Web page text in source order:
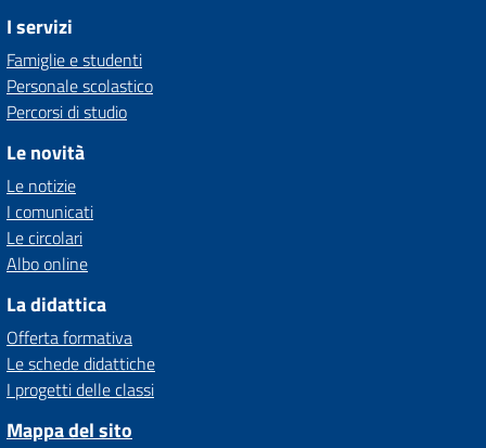
I servizi
Famiglie e studenti
Personale scolastico
Percorsi di studio
Le novità
Le notizie
I comunicati
Le circolari
Albo online
La didattica
Offerta formativa
Le schede didattiche
I progetti delle classi
Mappa del sito